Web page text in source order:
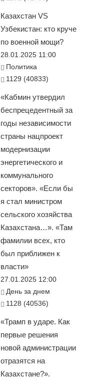
Казахстан VS
Узбекистан: кто круче
по военной мощи?
28.01.2025 11:00
Политика
1129 (40833)
«Кабмин утвердил
беспрецедентный за
годы независимости
страны нацпроект
модернизации
энергетического и
коммунального
секторов». «Если бы
я стал министром
сельского хозяйства
Казахстана…». «Там
фамилии всех, кто
был приближен к
власти»
27.01.2025 12:00
День за днем
1128 (40536)
«Трамп в ударе. Как
первые решения
новой администрации
отразятся на
Казахстане?».